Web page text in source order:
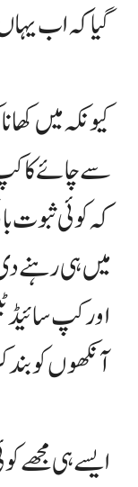
گیا کہ اب
کیونکہ میں
سے چائے کا کپ
کہ کوئی ثبوت
میں ہی رہنے
اور کپ سائیڈ
آنکھوں کو بند
ایسے ہی مجھے